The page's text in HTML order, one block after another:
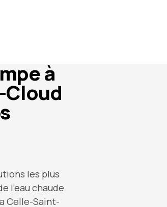
à
Cloud
les plus
l’eau chaude
Celle-Saint-